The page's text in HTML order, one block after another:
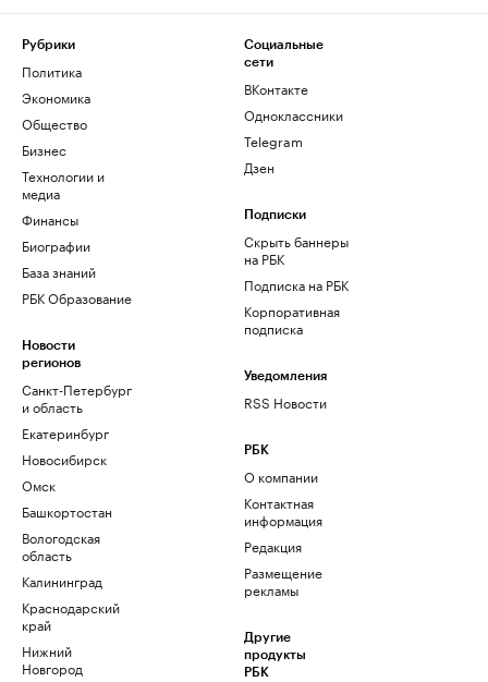
Рубрики
Политика
Экономика
Общество
Бизнес
Технологии и
медиа
Финансы
Биографии
База знаний
РБК Образование
Новости
регионов
Санкт-Петербург
и область
Екатеринбург
Новосибирск
Омск
Башкортостан
Вологодская
область
Калининград
Краснодарский
край
Нижний
Новгород
Социальные
сети
ВКонтакте
Одноклассники
Telegram
Дзен
Подписки
Скрыть баннеры
на РБК
Подписка на РБК
Корпоративная
подписка
Уведомления
RSS Новости
РБК
О компании
Контактная
информация
Редакция
Размещение
рекламы
Другие
продукты
РБК